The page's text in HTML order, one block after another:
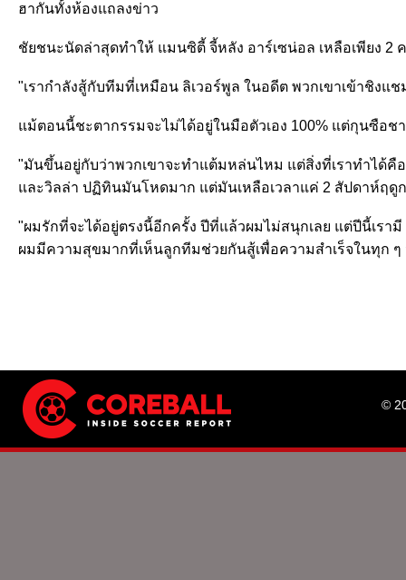
ฮากันทั้งห้องแถลงข่าว
ชัยชนะนัดล่าสุดทำให้ แมนซิตี้ จี้หลัง อาร์เซน่อล เหลือเพียง 2
"เรากำลังสู้กับทีมที่เหมือน ลิเวอร์พูล ในอดีต พวกเขาเข้าชิงแ
แม้ตอนนี้ชะตากรรมจะไม่ได้อยู่ในมือตัวเอง 100% แต่กุนซือ
"มันขึ้นอยู่กับว่าพวกเขาจะทำแต้มหล่นไหม แต่สิ่งที่เราทำได้คื
และวิลล่า ปฏิทินมันโหดมาก แต่มันเหลือเวลาแค่ 2 สัปดาห์ฤดู
"ผมรักที่จะได้อยู่ตรงนี้อีกครั้ง ปีที่แล้วผมไม่สนุกเลย แต่ปีนี้เรา
ผมมีความสุขมากที่เห็นลูกทีมช่วยกันสู้เพื่อความสำเร็จในทุก ๆ
©